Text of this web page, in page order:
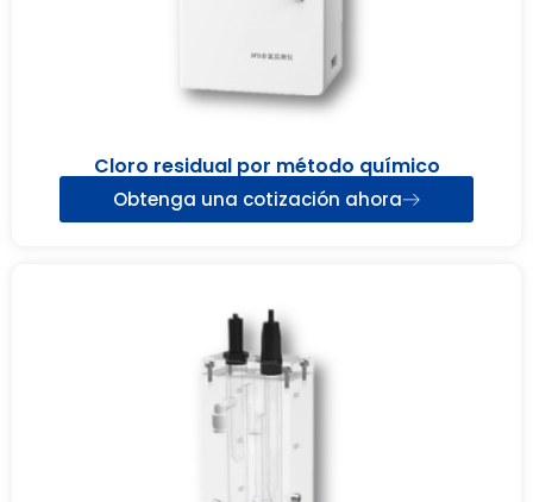
Cloro residual por método químico
Obtenga una cotización ahora